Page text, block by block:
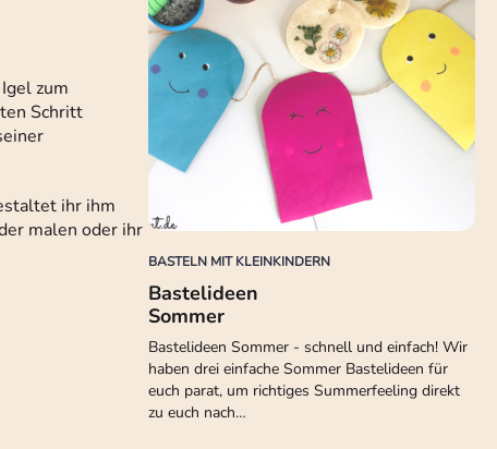
zum
Schritt
ihr ihm
malen oder ihr
BASTELN MIT KLEINKINDERN
Bastelideen
Sommer
Bastelideen Sommer - schnell und einfach! Wir
haben drei einfache Sommer Bastelideen für
euch parat, um richtiges Summerfeeling direkt
zu euch nach…